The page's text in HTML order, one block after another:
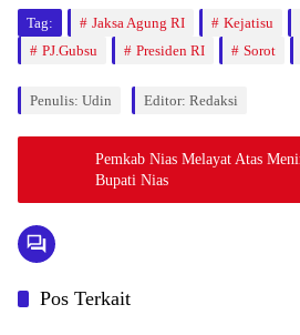
Tag: Jaksa Agung RI Kejatisu
PJ.Gubsu
Presiden RI Sorot
Penulis: Udin Editor: Redaksi
Pemkab Nias Melayat Atas
Bupati Nias
Pos Terkait
Berita